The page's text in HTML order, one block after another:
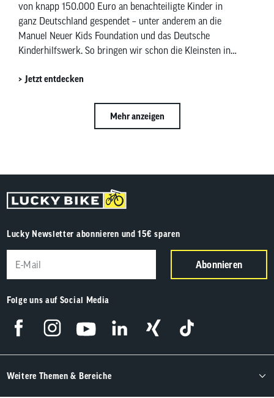
von knapp 150.000 Euro an benachteiligte Kinder in
ganz Deutschland gespendet – unter anderem an die
Manuel Neuer Kids Foundation und das Deutsche
Kinderhilfswerk. So bringen wir schon die Kleinsten in
Jetzt entdecken
Mehr anzeigen
Lucky Newsletter abonnieren und 15€ sparen
Abonnieren
Folge uns auf Social Media
Weitere Themen & Bereiche